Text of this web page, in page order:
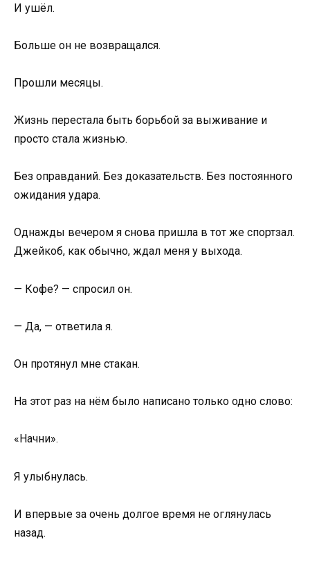
И ушёл.
Больше он не возвращался.
Прошли месяцы.
Жизнь перестала быть борьбой за выживание и
просто стала жизнью.
Без оправданий. Без доказательств. Без постоянного
ожидания удара.
Однажды вечером я снова пришла в тот же спортзал.
Джейкоб, как обычно, ждал меня у выхода.
— Кофе? — спросил он.
— Да, — ответила я.
Он протянул мне стакан.
На этот раз на нём было написано только одно слово:
«Начни».
Я улыбнулась.
И впервые за очень долгое время не оглянулась
назад.